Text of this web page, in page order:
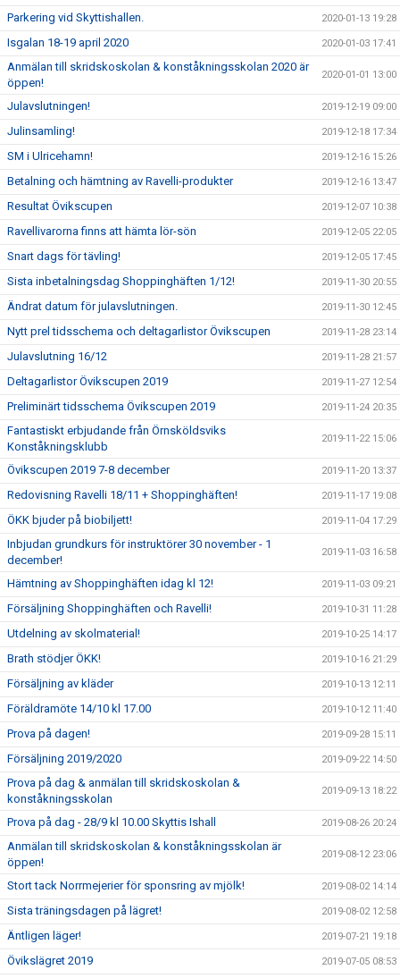
Parkering vid Skyttishallen.
2020-01-13 19:28
Isgalan 18-19 april 2020 2020-01-03 17:41
Anmälan till skridskoskolan & konståkningsskolan 2020 är
öppen!
2020-01-01 13:00
Julavslutningen! 2019-12-19 09:00
Julinsamling! 2019-12-18 17:34
SM i Ulricehamn! 2019-12-16 15:26
Betalning och hämtning av Ravelli-produkter 2019-12-16 13:47
Resultat Övikscupen 2019-12-07 10:38
Ravellivarorna finns att hämta lör-sön 2019-12-05 22:05
Snart dags för tävling! 2019-12-05 17:45
Sista inbetalningsdag Shoppinghäften 1/12! 2019-11-30 20:55
Ändrat datum för julavslutningen. 2019-11-30 12:45
Nytt prel tidsschema och deltagarlistor Övikscupen 2019-11-28 23:14
Julavslutning 16/12 2019-11-28 21:57
Deltagarlistor Övikscupen 2019 2019-11-27 12:54
Preliminärt tidsschema Övikscupen 2019 2019-11-24 20:35
Fantastiskt erbjudande från Örnsköldsviks
Konståkningsklubb
2019-11-22 15:06
Övikscupen 2019 7-8 december 2019-11-20 13:37
Redovisning Ravelli 18/11 + Shoppinghäften! 2019-11-17 19:08
ÖKK bjuder på biobiljett! 2019-11-04 17:29
Inbjudan grundkurs för instruktörer 30 november - 1
december!
2019-11-03 16:58
Hämtning av Shoppinghäften idag kl 12! 2019-11-03 09:21
Försäljning Shoppinghäften och Ravelli! 2019-10-31 11:28
Utdelning av skolmaterial! 2019-10-25 14:17
Brath stödjer ÖKK! 2019-10-16 21:29
Försäljning av kläder 2019-10-13 12:11
Föräldramöte 14/10 kl 17.00 2019-10-12 11:40
Prova på dagen! 2019-09-28 15:11
Försäljning 2019/2020 2019-09-22 14:50
Prova på dag & anmälan till skridskoskolan &
konståkningsskolan
2019-09-13 18:22
Prova på dag - 28/9 kl 10.00 Skyttis Ishall 2019-08-26 20:24
Anmälan till skridskoskolan & konståkningsskolan är
öppen!
2019-08-12 23:06
Stort tack Norrmejerier för sponsring av mjölk! 2019-08-02 14:14
Sista träningsdagen på lägret! 2019-08-02 12:58
Äntligen läger! 2019-07-21 19:18
Övikslägret 2019 2019-07-05 08:53